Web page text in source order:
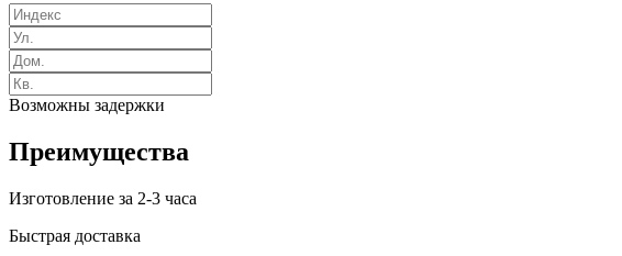
Возможны задержки
Преимущества
Изготовление за 2-3 часа
Быстрая доставка